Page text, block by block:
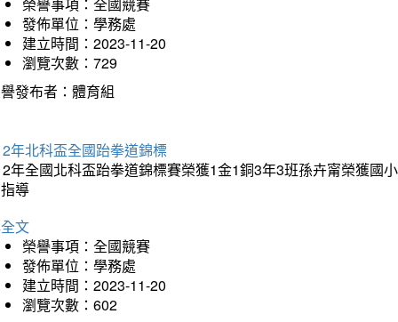
發佈單位：學務處
建立時間：2023-11-20
瀏覽次數：729
發布者：體育組
年北科盃全國跆拳道錦標
年全國北科盃跆拳道錦標賽榮獲1金1銅3年3班孫卉甯榮獲國
導
文
榮譽事項：全國競賽
發佈單位：學務處
建立時間：2023-11-20
瀏覽次數：602